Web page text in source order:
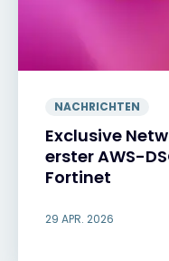
NACHRICHTEN
Exclusive
erster AWS-
Fortinet
29 APR. 2026